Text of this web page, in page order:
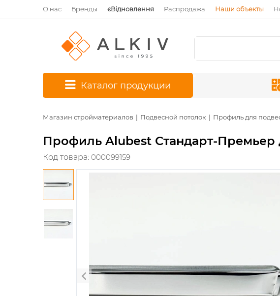
О нас Бренды єВідновлення Распродажа Наши объекты
Каталог продукции
Магазин стройматериалов Подвесной потолок Профиль для
Профиль Alubest Стандарт-Премьер
Код товара: 000099159